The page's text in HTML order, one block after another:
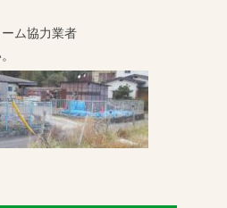
ム協力業者